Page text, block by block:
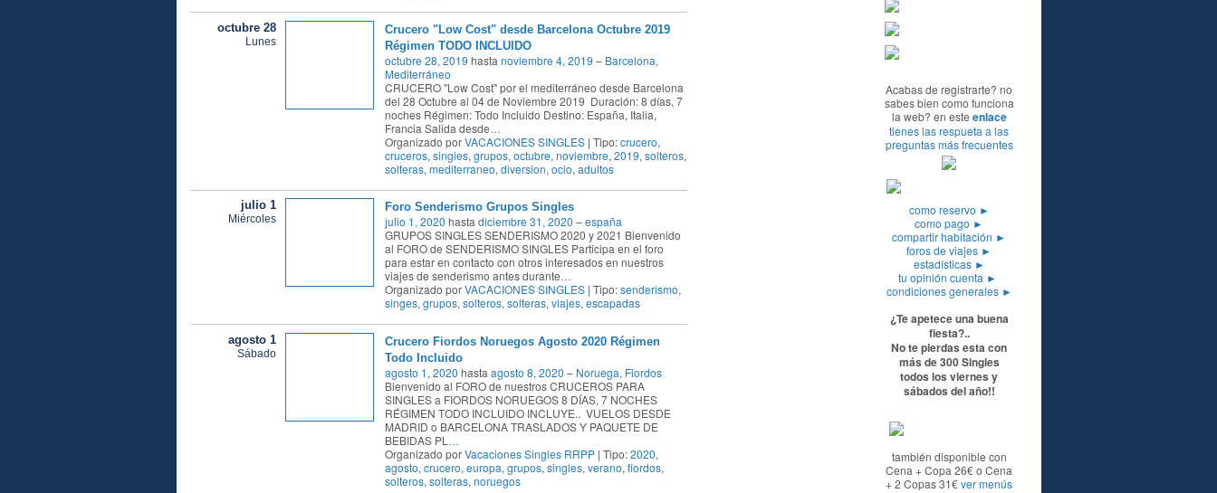
octubre 28
Lunes
Crucero "Low Cost" desde Barcelona Octubre 2019
Régimen TODO INCLUIDO
octubre 28, 2019 hasta noviembre 4, 2019 – Barcelona,
Mediterráneo
CRUCERO "Low Cost" por el mediterráneo desde Barcelona
del 28 Octubre al 04 de Noviembre 2019 Duración: 8 días, 7
noches Régimen: Todo Incluido Destino: España, Italia,
Francia Salida desde…
Organizado porVACACIONES SINGLES| Tipo:crucero,
cruceros, singles, grupos, octubre, noviembre, 2019, solteros,
solteras, mediterraneo, diversion, ocio, adultos
julio 1
Miércoles
Foro Senderismo Grupos Singles
julio 1, 2020 hasta diciembre 31, 2020 –españa
GRUPOS SINGLES SENDERISMO 2020 y 2021 Bienvenido
al FORO de SENDERISMO SINGLES Participa en el foro
para estar en contacto con otros interesados en nuestros
viajes de senderismo antes durante…
Organizado porVACACIONES SINGLES| Tipo:senderismo,
singes, grupos, solteros, solteras, viajes, escapadas
agosto 1
Sábado
Crucero Fiordos Noruegos Agosto 2020 Régimen
Todo Incluido
agosto 1, 2020 hasta agosto 8, 2020 – Noruega, Fiordos
Bienvenido al FORO de nuestros CRUCEROS PARA
SINGLES a FIORDOS NORUEGOS 8 DÍAS, 7 NOCHES
RÉGIMEN TODO INCLUIDO INCLUYE.. VUELOS DESDE
MADRID o BARCELONA TRASLADOS Y PAQUETE DE
BEBIDAS PL …
Organizado porVacaciones Singles RRPP| Tipo:2020,
agosto, crucero, europa, grupos, singles, verano, fiordos,
solteros, solteras, noruegos
Acabas de registrarte? no
sabes bien como funciona
la web? en este enlace
tienes las respueta a las
preguntas más frecuentes
como reservo ►
como pago ►
compartir habitación ►
foros de viajes ►
estadísticas ►
tu opinión cuenta ►
condiciones generales ►
¿Te apetece una buena
fiesta?..
No te pierdas esta con
más de 300 Singles
todos los viernes y
sábados del año!!
también disponible con
Cena + Copa 26€ o Cena
+ 2 Copas 31€ver menús